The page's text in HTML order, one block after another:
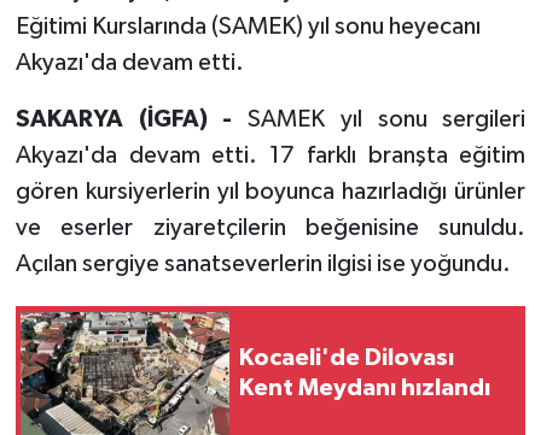
Eğitimi Kurslarında (SAMEK) yıl sonu heyecanı
Akyazı'da devam etti.
SAKARYA (İGFA) - SAMEK yıl sonu sergileri
Akyazı'da devam etti. 17 farklı branşta eğitim
gören kursiyerlerin yıl boyunca hazırladığı ürünler
ve eserler ziyaretçilerin beğenisine sunuldu.
Açılan sergiye sanatseverlerin ilgisi ise yoğundu.
Kocaeli'de Dilovası
Kent Meydanı hızlandı